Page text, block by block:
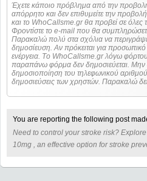
Έχετε κάποιο πρόβλημα από την
απόρρητο και δεν επιθυμείτε την
και το WhoCallsme.gr θα προβεί σε όλες
Φροντίστε το e-mail που θα συμπληρώσετε
Παρακαλώ πολύ στα σχόλια να
δημοσίευση. Αν πρόκειται για προσωπικό τηλέφωνο απαιτείται η ταυτοποίηση των στοιχείων πριν από οποιοδήποτε
ενέργεια. Τo WhoCallsme.gr λόγω
παραπάνω φόρμα δεν δημοσιεύεται. Μην
δημοσιοποίηση του τηλεφωνικού
δημοσιεύσεις των χρηστών. Παρακαλώ
You are reporting the following post
Need to control your stroke risk?
10mg , an effective option for stroke